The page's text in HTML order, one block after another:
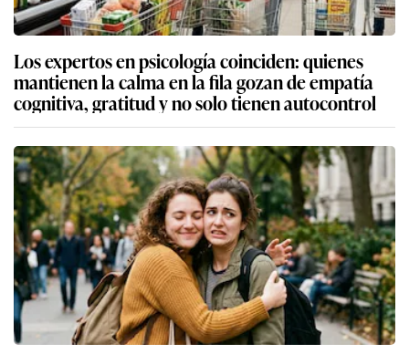
Los expertos en psicología coinciden: quienes
mantienen la calma en la fila gozan de empatía
cognitiva, gratitud y no solo tienen autocontrol